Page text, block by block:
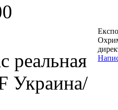
реальная
Украина/